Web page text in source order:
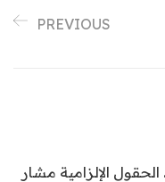
PREVIOUS
الحقول الإلزامية مشار